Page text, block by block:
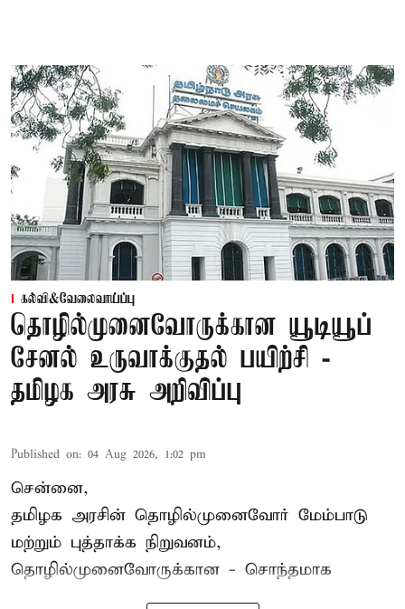
கல்வி&வேலைவாய்ப்பு
தொழில்முனைவோருக்கான யூடியூப்
சேனல் உருவாக்குதல் பயிற்சி -
தமிழக அரசு அறிவிப்பு
Published on: 04 Aug 2026, 1:02 pm
சென்னை,
தமிழக அரசின் தொழில்முனைவோர் மேம்பாடு
மற்றும் புத்தாக்க நிறுவனம்,
தொழில்முனைவோருக்கான - சொந்தமாக